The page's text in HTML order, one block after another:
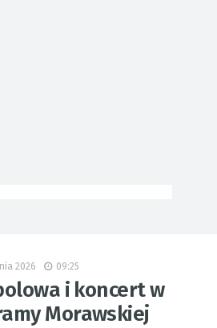
2026 09:25
i koncert w
Morawskiej